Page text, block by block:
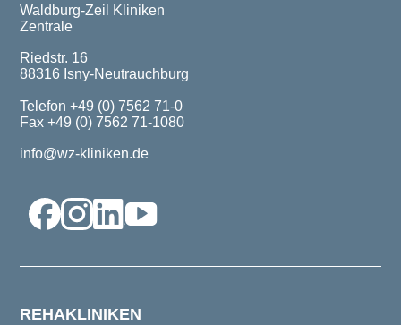
Waldburg-Zeil Kliniken
Zentrale
Riedstr. 16
88316 Isny-Neutrauchburg
Telefon +49 (0) 7562 71-0
Fax +49 (0) 7562 71-1080
info@wz-kliniken.de
REHAKLINIKEN